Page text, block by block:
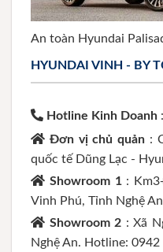
An toàn Hyundai
HYUNDAI VINH - BY
Hotline Kinh Doanh :
Đơn vị chủ quản :
quốc tế Dũng Lạc -
Showroom 1 :
Vinh Phú, Tỉnh Nghệ An
Showroom 2 : Xã
Nghệ An. Hotline: